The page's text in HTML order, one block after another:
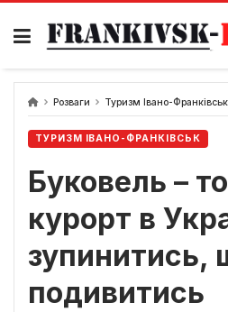
Skip
content
Розваги Туризм Івано-Франківськ
ТУРИЗМ ІВАНО-ФРАНКІВСЬК
Буковель –
курорт в
зупинитись,
подивитись